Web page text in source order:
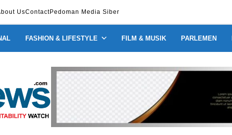
UsContactPedoman Media Siber
FASHION & LIFESTYLE FILM & MUSIK PARLEMEN